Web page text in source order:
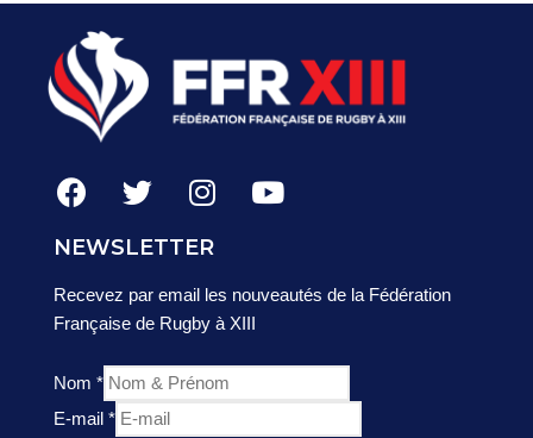
NEWSLETTER
Recevez par email les nouveautés de la Fédération
Française de Rugby à XIII
Nom *
E-mail *